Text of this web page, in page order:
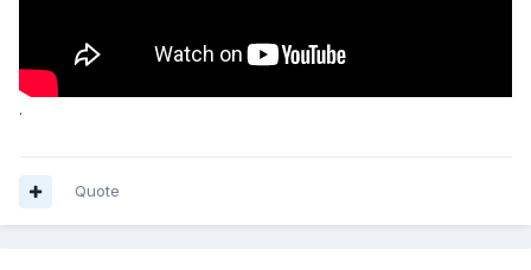
.
Quote